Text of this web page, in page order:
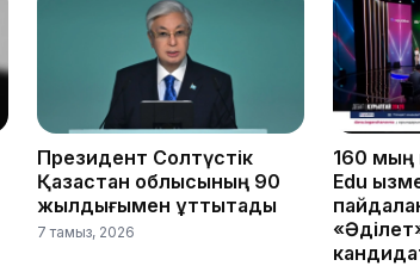
Президент Солтүстік
Қазақстан облысының 90
жылдығымен құттықтады
7 тамыз, 2026
160 мың
Edu